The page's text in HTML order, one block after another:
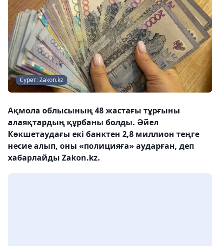
Сурет: Zakon.kz
Ақмола облысының 48 жастағы тұрғыны
алаяқтардың құрбаны болды. Әйел
Көкшетаудағы екі банктен 2,8 миллион теңге
несие алып, оны «полицияға» аударған, деп
хабарлайды Zakon.kz.